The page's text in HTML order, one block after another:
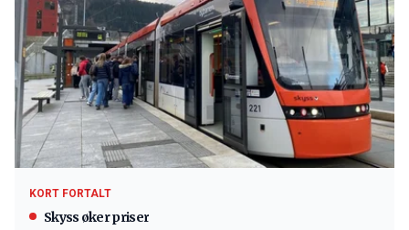
KORT FORTALT
Skyss øker priser